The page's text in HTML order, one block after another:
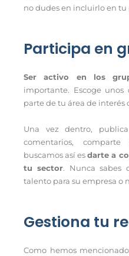
no dudes en incluirlo en tu
Participa en
Ser activo en los
importante. Escoge
parte de tu área de interés
Una vez dentro,
comentarios,
buscamos así esdarte a
tu sector. Nunca sabes
talento para su empresa o
Gestiona tu
Como hemos